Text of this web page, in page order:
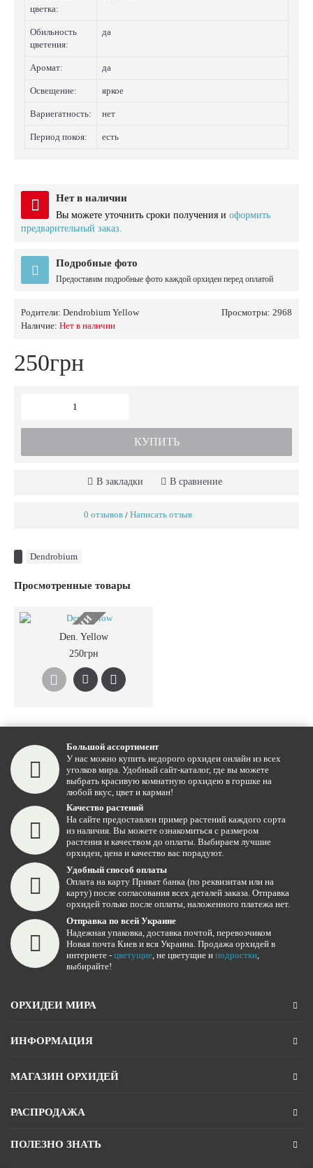
цветка:
Обильность
цветения:
да
Аромат: да
Освещение: яркое
Вариегатность: нет
Период покоя: есть
Нет в наличии
Вы можете уточнить сроки получения и оформить
предварительный заказ.
Подробные фото
Предоставим подробные фото каждой орхидеи перед оплатой
Просмотры: 2968
Родители: Dendrobium Yellow
Наличие: Нет в наличии
250грн
КУПИТЬ
В закладки В сравнение
0 отзывов / Написать отзыв
Dendrobium
Просмотренные товары
НЕТ В НАЛИЧИИ
Den. Yellow
250грн
Большой ассортимент
У нас можно купить недорого орхидеи онлайн из всех
уголков мира. Удобный сайт-каталог, где вы можете
выбрать красивую комнатную орхидею в горшке на
любой вкус, цвет и карман!
Качество растений
На сайте предоставлен пример растений каждого сорта
из наличия. Вы можете ознакомиться с размером
растения и качеством до оплаты. Выбираем лучшие
орхидеи, цена и качество вас порадуют.
Удобный способ оплаты
Оплата на карту Приват банка (по реквизитам или на
карту) после согласования всех деталей заказа. Отправка
орхидей только после оплаты, наложенного платежа нет.
Отправка по всей Украине
Надежная упаковка, доставка почтой, перевозчиком
Новая почта Киев и вся Украина. Продажа орхидей в
интернете - цветущие, не цветущие и подростки,
выбирайте!
ОРХИДЕИ МИРА
ИНФОРМАЦИЯ
МАГАЗИН ОРХИДЕЙ
РАСПРОДАЖА
ПОЛЕЗНО ЗНАТЬ